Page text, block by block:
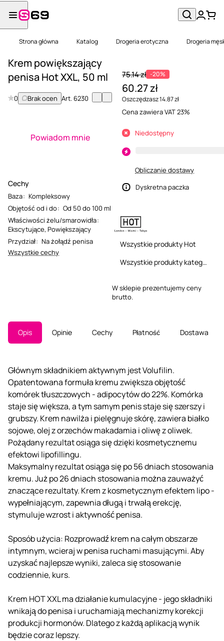
Strona główna Katalog Drogeria erotyczna Drogeria
Krem powiększający
penisa Hot XXL, 50 ml
0 Brak ocen Art.6230
Powiadom mnie
Cechy
Baza: Kompleksowy
Objętość od i do: Od 50 do 100 ml
Właściwości żelu/smarowidła:
Ekscytujące, Powiększający
Przydział: Na żołądź penisa
Wszystkie cechy
75.14 zł -20%
60.27 zł
Oszczędzasz 14.87 zł
Cena zawiera VAT 23%
Niedostępny
Obliczanie dostawy
Dyskretna paczka
Wszystkie produkty Hot
Wszystkie produkty kategorii
W sklepie prezentujemy ceny
brutto.
Opis Opinie Cechy Płatność Dostawa
Głównym składnikiem aktywnym jest Volufilin.
Opatentowana formuła kremu zwiększa objętość
komórek tłuszczowych - adipocytów do 22%. Komórka
staje się większa, a tym samym penis staje się szerszy i
grubszy. Krem nawilża i pielęgnuje skórę, zawiera białko
sojowe, olej z orzechów makadamia i oliwę z oliwek.
Pożądany rezultat osiąga się dzięki kosmetycznemu
efektowi lipofillingu.
Maksymalny rezultat osiąga się po 56 dniach stosowania
kremu. Już po 26 dniach stosowania można zauważyć
znaczące rezultaty. Krem z kosmetycznym efektem lipo -
wypełniającym, zapewnia długą i trwałą erekcję,
stymuluje wzrost i aktywność penisa.
Sposób użycia: Rozprowadź krem na całym obszarze
intymnym, wcieraj w penisa ruchami masującymi. Aby
uzyskać najlepsze wyniki, zaleca się stosowanie
codziennie, kurs.
Krem HOT XXL ma działanie kumulacyjne - jego składniki
wnikają do penisa i uruchamiają mechanizmy korekcji
produkcji hormonów. Dlatego z każdą aplikacją wynik
będzie coraz lepszy.